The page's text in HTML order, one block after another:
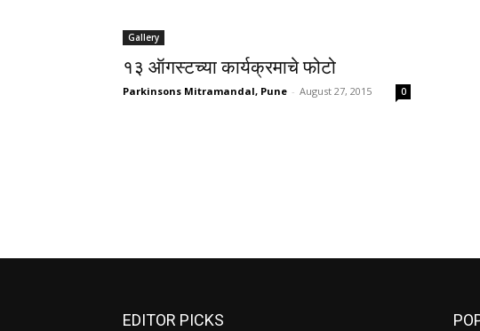
Gallery
१३ ऑगस्टच्या कार्यक्रमाचे फोटो
Parkinsons Mitramandal, Pune - August 27, 2015 0
EDITOR PICKS